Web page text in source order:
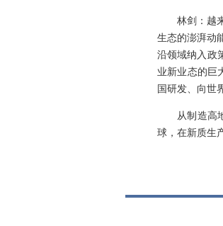
林剑：越
生态的澎湃动
沿领域纳入政
业新业态的巨
国研发、向世
从制造高
球，在新质生